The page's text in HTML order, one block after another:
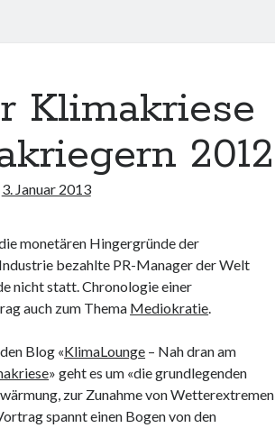
Klimakriese
2012
3. Januar 2013
monetären Hingergründe der
bezahlte PR-Manager der Welt
nicht statt. Chronologie einer
auch zum Thema Mediokratie.
Blog «KlimaLounge – Nah dran am
» geht es um «die grundlegenden
zur Zunahme von Wetterextremen
spannt einen Bogen von den